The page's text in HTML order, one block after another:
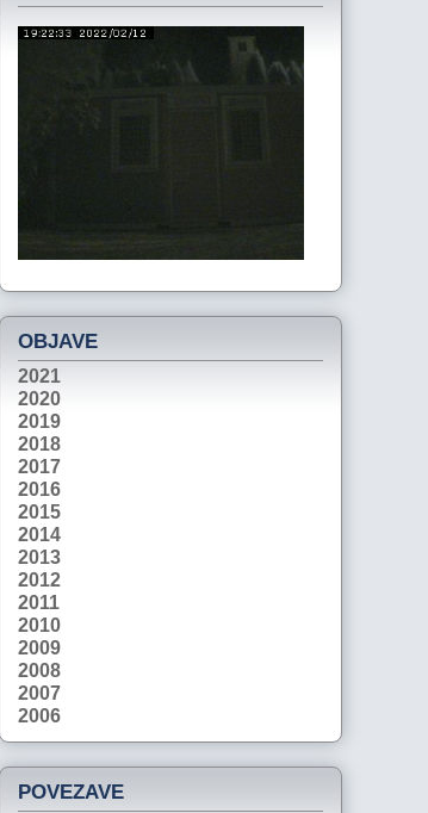
OBJAVE
2021
2020
2019
2018
2017
2016
2015
2014
2013
2012
2011
2010
2009
2008
2007
2006
POVEZAVE